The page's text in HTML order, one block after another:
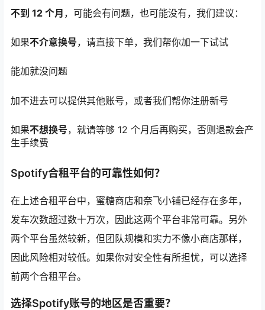
不到 12 个月 ，可能会有问题，也可能没有，我们建议：
如果不介意换号，请直接下单，我们帮你加一下试试
能加就没问题
加不进去可以提供其他账号，或者我们帮你注册新号
如果不想换号，就请等够 12 个月后再购买，否则退款会产
生手续费
Spotify合租平台的可靠性如何？
在上述合租平台中，蜜糖商店和奈飞小铺已经存在多年，
发车次数超过数十万次，因此这两个平台非常可靠。另外
两个平台虽然较新，但团队规模和实力不像小商店那样，
因此风险相对较低。如果你对安全性有所担忧，可以选择
前两个合租平台。
选择Spotify账号的地区是否重要？